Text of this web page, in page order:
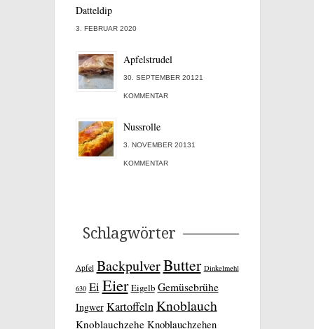
Datteldip
3. FEBRUAR 2020
Apfelstrudel
30. SEPTEMBER 20121
KOMMENTAR
Nussrolle
3. NOVEMBER 20131
KOMMENTAR
Schlagwörter
Apfel BackpulverButter Dinkelmehl
630 Ei Eier Eigelb Gemüsebrühe
Ingwer Kartoffeln Knoblauch
Knoblauchzehe Knoblauchzehen